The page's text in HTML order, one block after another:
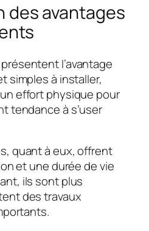
des avantages
l’avantage
simples à installer,
effort physique pour
tendance à s’user
quant à eux, offrent
et une durée de vie
ils sont plus
des travaux